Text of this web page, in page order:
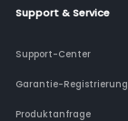
Support & Service
Support-Center
Garantie-Registrierung
Produktanfrage